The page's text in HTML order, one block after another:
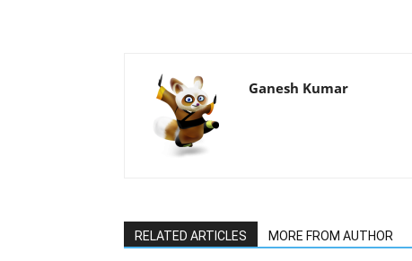
Ganesh Kumar
RELATED ARTICLES MORE FROM AUTHOR